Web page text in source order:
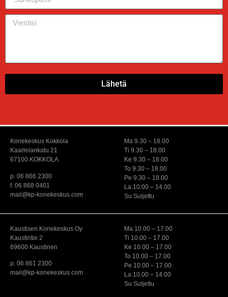
Lähetä
Konekeskus Kokkola
Kaarlelankatu 21
67100 KOKKOLA
p. 06 866 2300
f. 06 868 0401
mail@kp-konekeskus.com
Ma 9.30 – 18.00
Ti 9.30 – 18.00
Ke 9.30 – 18.00
To 9.30 – 18.00
Pe 9.30 – 18.00
La 10.00 – 14.00
Su Suljettu
Kaustisen Konekeskus Oy
Kaustintie 2
69600 Kaustinen
p. 06 861 2300
mail@kp-konekeskus.com
Ma 10.00 – 17.00
Ti 10.00 – 17.00
Ke 10.00 – 17.00
To 10.00 – 17.00
Pe 10.00 – 17.00
La 10.00 – 14.00
Su Suljettu